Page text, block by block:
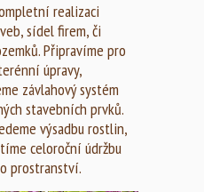
realizaci
sídel firem, či
Připravíme pro
úpravy,
závlahový systém
stavebních prvků.
výsadbu rostlin,
celoroční údržbu
prostranství.